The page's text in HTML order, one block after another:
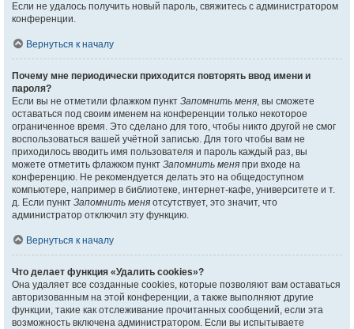
Если не удалось получить новый пароль, свяжитесь с администратором
конференции.
Вернуться к началу
Почему мне периодически приходится повторять ввод имени и
пароля?
Если вы не отметили флажком пункт Запомнить меня, вы сможете
оставаться под своим именем на конференции только некоторое
ограниченное время. Это сделано для того, чтобы никто другой не смог
воспользоваться вашей учётной записью. Для того чтобы вам не
приходилось вводить имя пользователя и пароль каждый раз, вы
можете отметить флажком пункт Запомнить меня при входе на
конференцию. Не рекомендуется делать это на общедоступном
компьютере, например в библиотеке, интернет-кафе, университете и т.
д. Если пункт Запомнить меня отсутствует, это значит, что
администратор отключил эту функцию.
Вернуться к началу
Что делает функция «Удалить cookies»?
Она удаляет все созданные cookies, которые позволяют вам оставаться
авторизованным на этой конференции, а также выполняют другие
функции, такие как отслеживание прочитанных сообщений, если эта
возможность включена администратором. Если вы испытываете